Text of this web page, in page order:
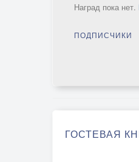
Наград пока нет.
ПОДПИСЧИКИ
ГОСТЕВАЯ